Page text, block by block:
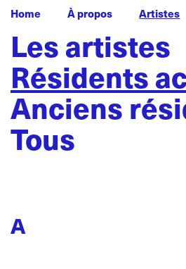
Home À propos Artistes
Les artistes
Résidents
Anciens
Tous
A